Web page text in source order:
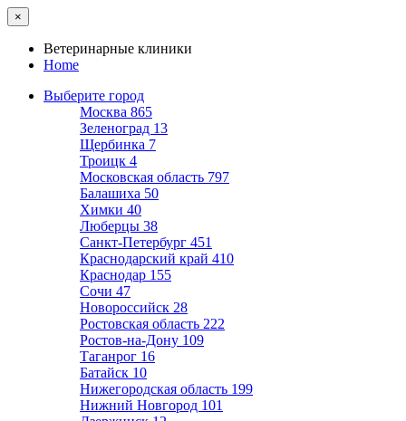
×
Ветеринарные клиники
Home
Выберите город
Москва 865
Зеленоград 13
Щербинка 7
Троицк 4
Московская область 797
Балашиха 50
Химки 40
Люберцы 38
Санкт-Петербург 451
Краснодарский край 410
Краснодар 155
Сочи 47
Новороссийск 28
Ростовская область 222
Ростов-на-Дону 109
Таганрог 16
Батайск 10
Нижегородская область 199
Нижний Новгород 101